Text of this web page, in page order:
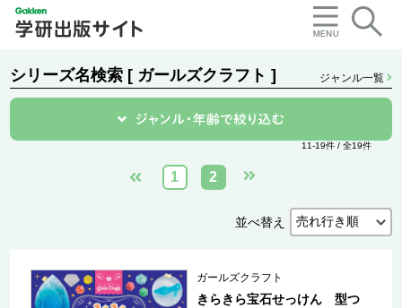
シリーズ名検索 [ ガールズクラフト ] ジャンル一覧
11-19件 / 全19件
1 2
並べ替え
ガールズクラフト
きらきら宝石せっけん 型つ